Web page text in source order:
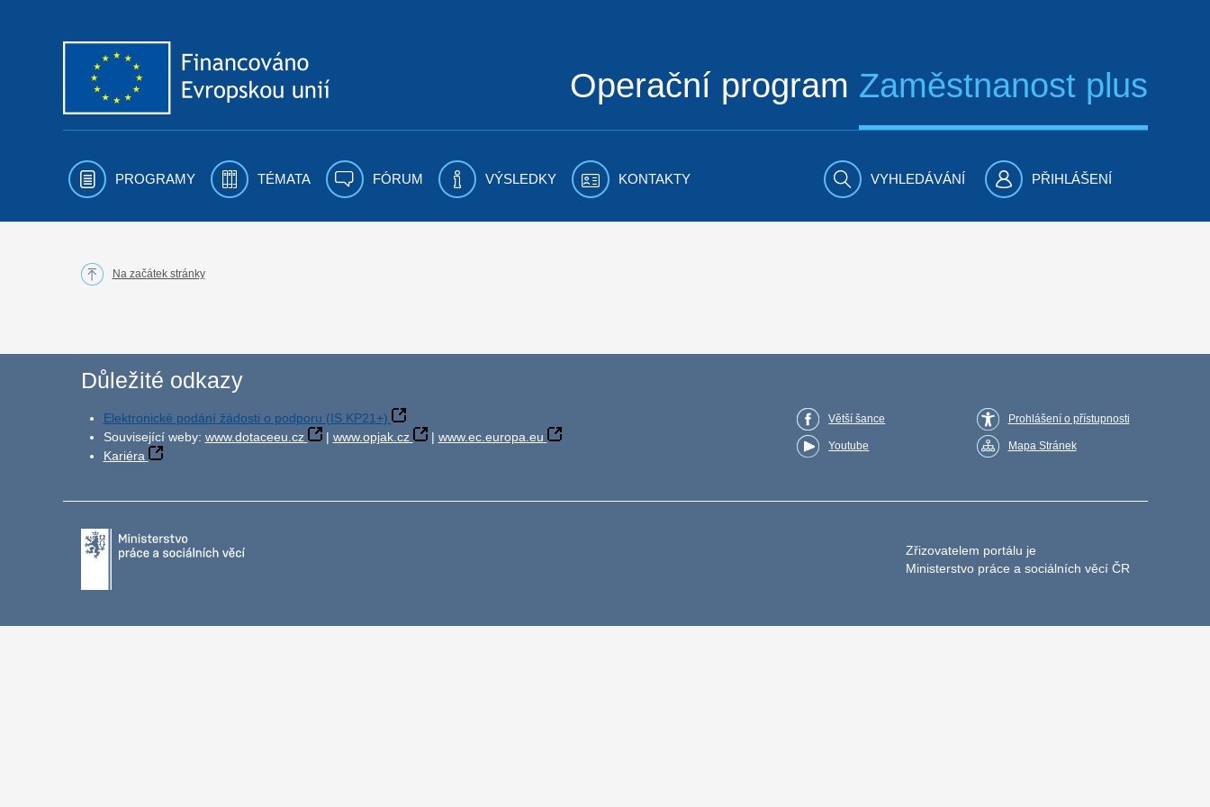
Operační program Zaměstnanost plus
PROGRAMY TÉMATA FÓRUM VÝSLEDKY KONTAKTY VYHLEDÁVÁNÍ PŘIHLÁŠENÍ
Na začátek stránky
Důležité odkazy
Elektronické podání žádosti o podporu (IS KP21+)
Související weby: www.dotaceeu.cz | www.opjak.cz | www.ec.europa.eu
Kariéra
Větší šance
Youtube
Prohlášení o přístupnosti
Mapa Stránek
Zřizovatelem portálu je
Ministerstvo práce a sociálních věcí ČR